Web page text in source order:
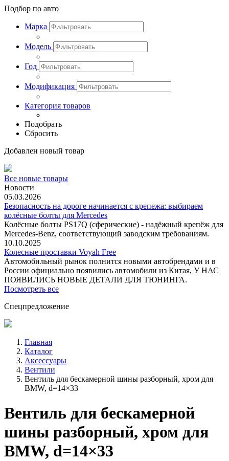
Подбор по авто
Марка
Модель
Год
Модификация
Категория товаров
Подобрать
Сбросить
Добавлен новый товар
Все новые товары
Новости
05.03.2026
Безопасность на дороге начинается с крепежа: выбираем
колёсные болты для Mercedes
Колёсные болты PS17Q (сферические) - надёжный крепёж для
Mercedes‑Benz, соответствующий заводским требованиям.
10.10.2025
Колесные проставки Voyah Free
Автомобильный рынок полнится новыми автобрендами и в
России официально появились автомобили из Китая, У НАС
ПОЯВИЛИСЬ НОВЫЕ ДЕТАЛИ ДЛЯ ТЮНИНГА.
Посмотреть все
Спецпредложение
Главная
Каталог
Аксессуары
Вентили
Вентиль для бескамерной шины разборный, хром для
BMW, d=14×33
Вентиль для бескамерной
шины разборный, хром для
BMW, d=14×33